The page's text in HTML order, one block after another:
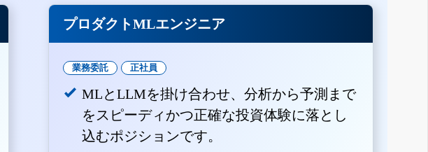
プロダクトMLエンジニア
業務委託 正社員
MLとLLMを掛け合わせ、分析から予測まで
をスピーディかつ正確な投資体験に落とし
込むポジションです。